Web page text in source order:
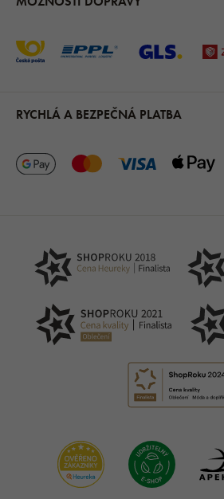
RYCHLÁ A BEZPEČNÁ PLATBA